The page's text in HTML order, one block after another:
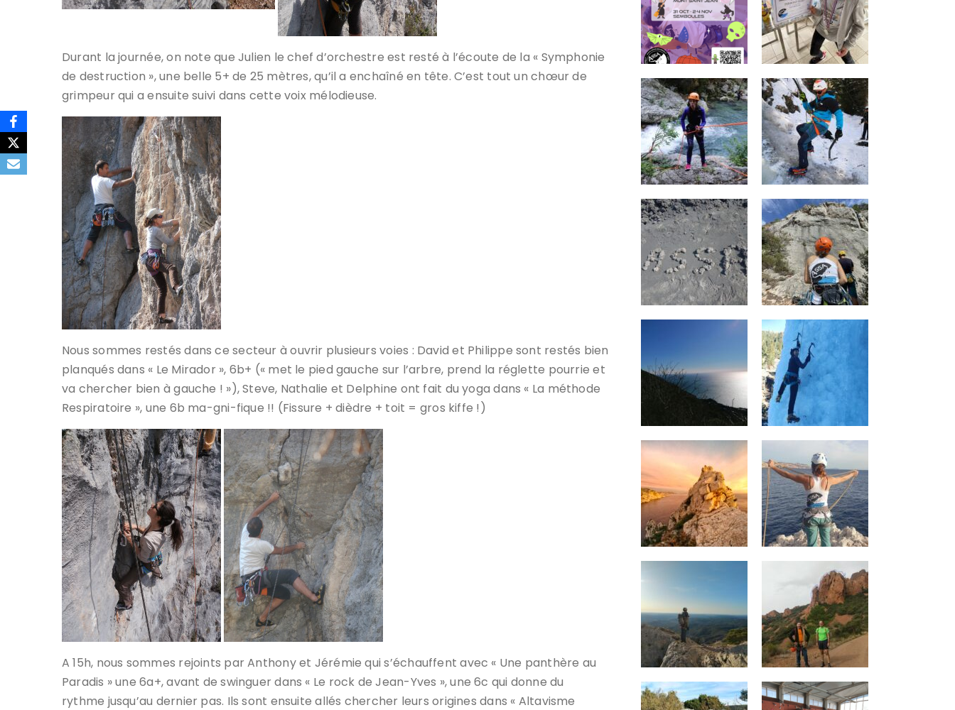
Durant la journée, on note que Julien le chef d’orchestre est resté à l’écoute de la « Symphonie
de destruction », une belle 5+ de 25 mètres, qu’il a enchaîné en tête. C’est tout un chœur de
grimpeur qui a ensuite suivi dans cette voix mélodieuse.
Nous sommes restés dans ce secteur à ouvrir plusieurs voies : David et Philippe sont restés bien
planqués dans « Le Mirador », 6b+ (« met le pied gauche sur l’arbre, prend la réglette pourrie et
va chercher bien à gauche ! »), Steve, Nathalie et Delphine ont fait du yoga dans « La méthode
Respiratoire », une 6b ma-gni-fique !! (Fissure + dièdre + toit = gros kiffe !)
A 15h, nous sommes rejoints par Anthony et Jérémie qui s’échauffent avec « Une panthère au
Paradis » une 6a+, avant de swinguer dans « Le rock de Jean-Yves », une 6c qui donne du
rythme jusqu’au dernier pas. Ils sont ensuite allés chercher leurs origines dans « Altavisme